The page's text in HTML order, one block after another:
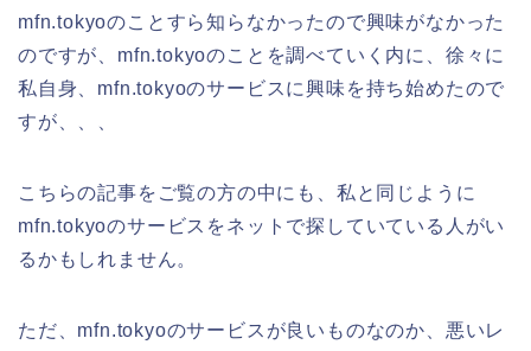
mfn.tokyoのことすら知らなかったので興味がなかった
のですが、mfn.tokyoのことを調べていく内に、徐々に
私自身、mfn.tokyoのサービスに興味を持ち始めたので
すが、、、
こちらの記事をご覧の方の中にも、私と同じように
mfn.tokyoのサービスをネットで探していている人がい
るかもしれません。
ただ、mfn.tokyoのサービスが良いものなのか、悪いレ